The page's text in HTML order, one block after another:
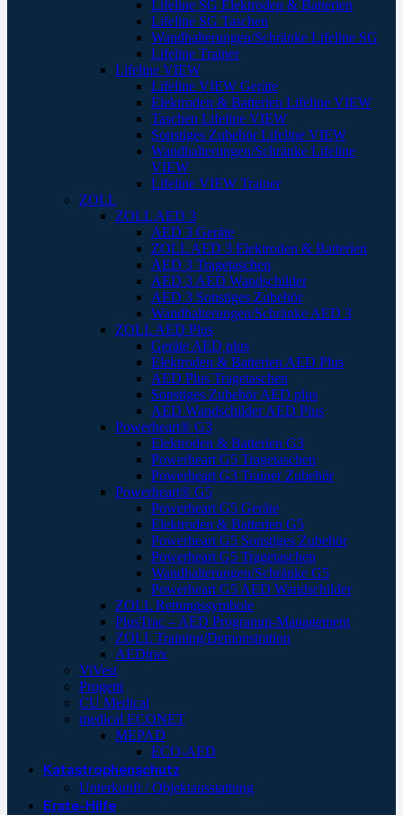
Lifeline SG Elektroden & Batterien
Lifeline SG Taschen
Wandhalterungen/Schränke Lifeline SG
Lifeline Trainer
Lifeline VIEW
Lifeline VIEW Geräte
Elektroden & Batterien Lifeline VIEW
Taschen Lifeline VIEW
Sonstiges Zubehör Lifeline VIEW
Wandhalterungen/Schränke Lifeline
VIEW
Lifeline VIEW Trainer
ZOLL
ZOLL AED 3
AED 3 Geräte
ZOLL AED 3 Elektroden & Batterien
AED 3 Tragetaschen
AED 3 AED Wandschilder
AED 3 Sonstiges Zubehör
Wandhalterungen/Schränke AED 3
ZOLL AED Plus
Geräte AED plus
Elektroden & Batterien AED Plus
AED Plus Tragetaschen
Sonstiges Zubehör AED plus
AED Wandschilder AED Plus
Powerheart® G3
Elektroden & Batterien G3
Powerheart G5 Tragetaschen
Powerheart G3 Trainer Zubehör
Powerheart® G5
Powerheart G5 Geräte
Elektroden & Batterien G5
Powerheart G5 Sonstiges Zubehör
Powerheart G5 Tragetaschen
Wandhalterungen/Schränke G5
Powerheart G5 AED Wandschilder
ZOLL Rettungssymbole
PlusTrac – AED Programm-Management
ZOLL Training/Demonstration
AEDtrax
ViVest
Progetti
CU Medical
medical ECONET
MEPAD
ECO-AED
Katastrophenschutz
Unterkunft / Objektausstattung
Erste-Hilfe